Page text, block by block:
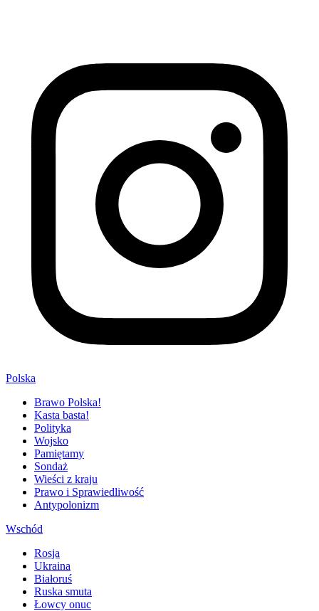
Polska
Brawo Polska!
Kasta basta!
Polityka
Wojsko
Pamiętamy
Sondaż
Wieści z kraju
Prawo i Sprawiedliwość
Antypolonizm
Wschód
Rosja
Ukraina
Białoruś
Ruska smuta
Łowcy onuc